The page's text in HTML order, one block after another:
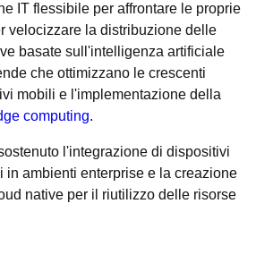
IT flessibile per affrontare le proprie
velocizzare la distribuzione delle
basate sull'intelligenza artificiale
che ottimizzano le crescenti
mobili e l'implementazione della
computing.
l'integrazione di dispositivi
in ambienti enterprise e la creazione
native per il riutilizzo delle risorse